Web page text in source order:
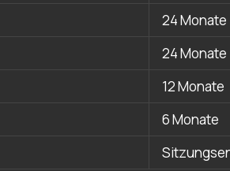
24 Monate
24 Monate
12 Monate
6 Monate